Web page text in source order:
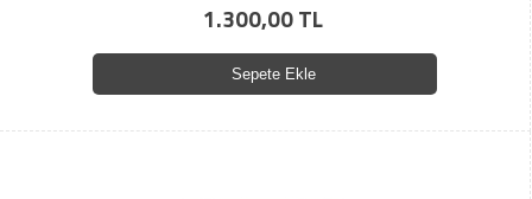
1.300,00 TL
Sepete Ekle